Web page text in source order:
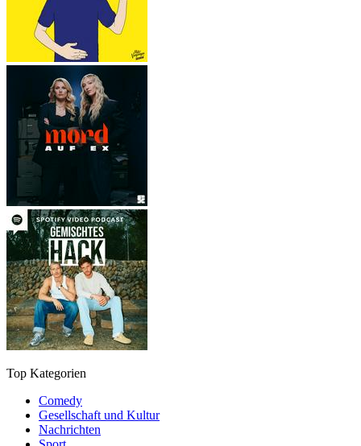
Top Kategorien
Comedy
Gesellschaft und Kultur
Nachrichten